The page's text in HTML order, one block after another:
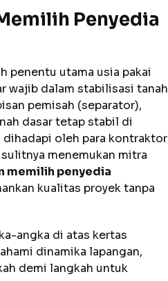
Penyedia
penentu utama usia pakai
wajib dalam stabilisasi tanah
pemisah (separator),
dasar tetap stabil di
dihadapi oleh para kontraktor
menemukan mitra
memilih penyedia
kualitas proyek tanpa
angka di atas kertas
dinamika lapangan,
demi langkah untuk